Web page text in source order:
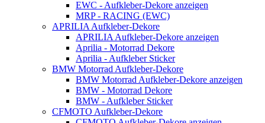
EWC - Aufkleber-Dekore anzeigen
MRP - RACING (EWC)
APRILIA Aufkleber-Dekore
APRILIA Aufkleber-Dekore anzeigen
Aprilia - Motorrad Dekore
Aprilia - Aufkleber Sticker
BMW Motorrad Aufkleber-Dekore
BMW Motorrad Aufkleber-Dekore anzeigen
BMW - Motorrad Dekore
BMW - Aufkleber Sticker
CFMOTO Aufkleber-Dekore